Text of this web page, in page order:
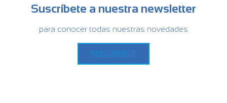
Suscríbete a nuestra newsletter
para conocer todas nuestras novedades
SUSCRÍBETE